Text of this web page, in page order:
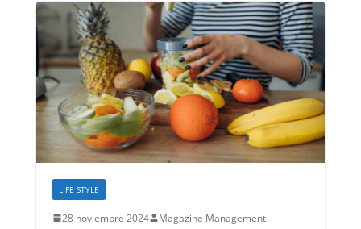
LIFE STYLE
28 noviembre 2024 Magazine Management